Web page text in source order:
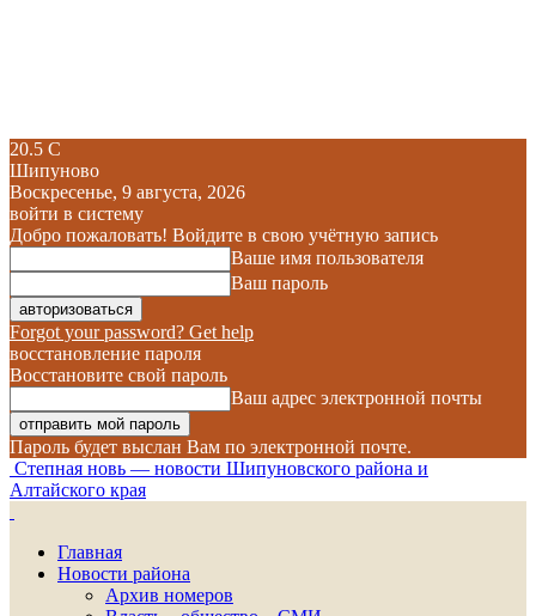
20.5 C
Шипуново
Воскресенье, 9 августа, 2026
войти в систему
Добро пожаловать! Войдите в свою учётную запись
Ваше имя пользователя
Ваш пароль
Forgot your password? Get help
восстановление пароля
Восстановите свой пароль
Ваш адрес электронной почты
Пароль будет выслан Вам по электронной почте.
Степная новь — новости Шипуновского района и
Алтайского края
Главная
Новости района
Архив номеров